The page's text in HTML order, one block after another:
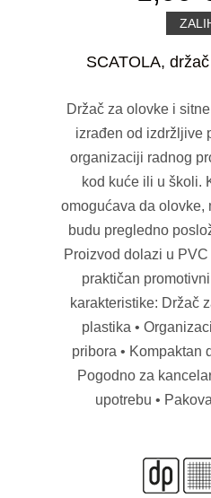
SCATOLA,
Držač za olovke i
izrađen od izdržljive
organizaciji radnog
kod kuće ili u školi.
omogućava da olovke,
budu pregledno
Proizvod dolazi u
praktičan
karakteristike: Držač
plastika •
pribora • Kompaktan
Pogodno za
upotrebu •